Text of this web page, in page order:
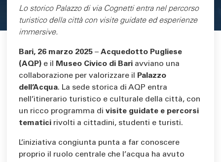
Area di testo
Lo storico Palazzo di via Cognetti entra nel percorso
turistico della città con visite guidate ed esperienze
immersive.
Bari, 26 marzo 2025 – Acquedotto Pugliese
(AQP) e il Museo Civico di Bari avviano una
collaborazione per valorizzare il
Palazzo
dell’Acqua. La sede storica di AQP entra
nell’itinerario turistico e culturale della città, con
un ricco programma di visite guidate e percorsi
tematici rivolti a cittadini, studenti e turisti.
L’iniziativa congiunta punta a far conoscere
proprio il ruolo centrale che l’acqua ha avuto